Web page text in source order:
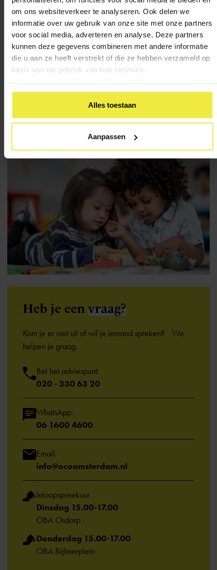
om ons websiteverkeer te analyseren. Ook delen we
informatie over uw gebruik van onze site met onze partners
voor social media, adverteren en analyse. Deze partners
kunnen deze gegevens combineren met andere informatie
die u aan ze heeft verstrekt of die ze hebben verzameld op
basis van uw gebruik van hun services.
Alles toestaan
Aanpassen
ROC van Amsterdam heeft twee oefentoetsen met
antwoorden voor:
Niveau 2F
Niveau 3F
Heb je een vraag?
Kom je er niet uit of wil je iemand spreken? We
helpen je graag.
Bel het adviespunt:
020 - 330 63 20
WhatsApp:
06 1600 4600
Email:
info@ocoamsterdam.nl
Inloopspreekuur
Dinsdag 15.00-17.00
OBA Osdorp
Donderdag 15.00-17.00
OBA Bijlmerplein